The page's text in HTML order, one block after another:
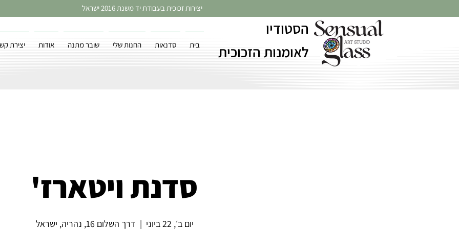
בית סדנאות החנות שלי שובר מתנה אודות יצירת
הסטודיו
לאומנות הזכוכית
יצירות זכוכית בעבודת יד משנת 2016 ישראל
סדנת ויטארז'
יום ב׳, 22 ביוני
  |
דרך השלום 16, נהריה, ישראל